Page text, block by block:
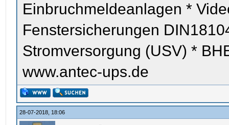
Einbruchmeldeanlagen *
Fenstersicherungen
Stromversorgung (USV) *
www.antec-ups.de
28-07-2018, 18:06